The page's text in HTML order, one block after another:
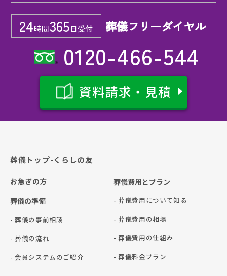
24時間365日受付 葬儀フリーダイヤル
0120-466-544
資料請求・見積
葬儀トップ-くらしの友
お急ぎの方
葬儀の準備
- 葬儀の事前相談
- 葬儀の流れ
- 会員システムのご紹介
葬儀費用とプラン
- 葬儀費用について知る
- 葬儀費用の相場
- 葬儀費用の仕組み
- 葬儀料金プラン